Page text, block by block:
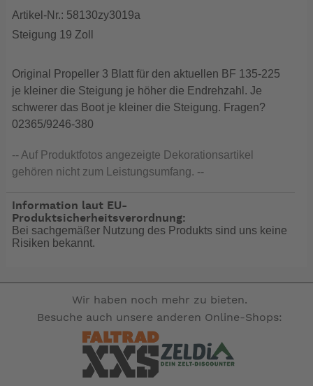
Artikel-Nr.: 58130zy3019a
Steigung 19 Zoll
Original Propeller 3 Blatt für den aktuellen BF 135-225
je kleiner die Steigung je höher die Endrehzahl. Je
schwerer das Boot je kleiner die Steigung. Fragen?
02365/9246-380
-- Auf Produktfotos angezeigte Dekorationsartikel
gehören nicht zum Leistungsumfang. --
Information laut EU-
Produktsicherheitsverordnung:
Bei sachgemäßer Nutzung des Produkts sind uns keine
Risiken bekannt.
Wir haben noch mehr zu bieten.
Besuche auch unsere anderen Online-Shops: